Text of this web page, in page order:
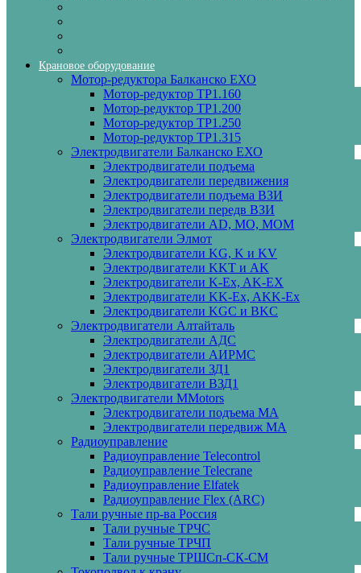
Крановое оборудование
Мотор-редуктора Балканско ЕХО
Мотор-редуктор ТР1.160
Мотор-редуктор ТР1.200
Мотор-редуктор ТР1.250
Мотор-редуктор ТР1.315
Электродвигатели Балканско ЕХО
Электродвигатели подъема
Электродвигатели передвижения
Электродвигатели подъема ВЗИ
Электродвигатели передв ВЗИ
Электродвигатели AD, MO, MOM
Электродвигатели Элмот
Электродвигатели KG, K и KV
Электродвигатели KKT и AK
Электродвигатели K-Ex, AK-EX
Электродвигатели KK-Ex, AKK-Ex
Электродвигатели KGC и BKC
Электродвигатели Алтайталь
Электродвигатели АДС
Электродвигатели АИРМС
Электродвигатели ЗД1
Электродвигатели ВЗД1
Электродвигатели MMotors
Электродвигатели подъема МА
Электродвигатели передвиж МА
Радиоуправление
Радиоуправление Telecontrol
Радиоуправление Telecrane
Радиоуправление Elfatek
Радиоуправление Flex (ARC)
Тали ручные пр-ва Россия
Тали ручные ТРЧС
Тали ручные ТРЧП
Тали ручные ТРШСп-СК-СМ